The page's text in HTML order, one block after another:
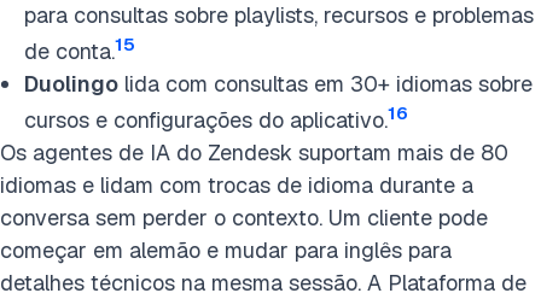
para consultas sobre playlists, recursos e problemas
de conta.15
Duolingo lida com consultas em 30+ idiomas sobre
cursos e configurações do aplicativo.16
Os agentes de IA do Zendesk suportam mais de 80
idiomas e lidam com trocas de idioma durante a
conversa sem perder o contexto. Um cliente pode
começar em alemão e mudar para inglês para
detalhes técnicos na mesma sessão. A Plataforma de